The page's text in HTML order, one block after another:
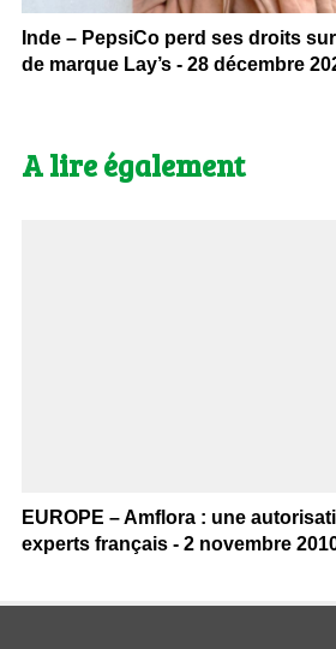
Inde – PepsiCo perd ses droits
de marque Lay’s - 28 décembre
A lire également
EUROPE – Amflora : une
experts français - 2 novembre